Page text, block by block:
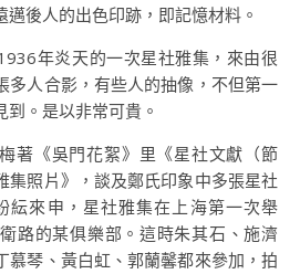
邁後人的出色印跡，即記憶材料。
年炎天的一次星社雅集，來由很
多人合影，有些人的抽像，不但第一
。是以非常可貴。
著《吳門花絮》里《星社文獻（節
集照片》，談及鄭氏印象中多張星社
紜來申，星社雅集在上海第一次舉
路的某俱樂部。這時朱其石、施濟
慕琴、黃白虹、郭蘭馨都來參加，拍